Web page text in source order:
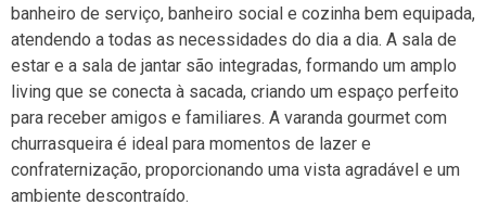
banheiro de serviço, banheiro social e cozinha bem equipada,
atendendo a todas as necessidades do dia a dia. A sala de
estar e a sala de jantar são integradas, formando um amplo
living que se conecta à sacada, criando um espaço perfeito
para receber amigos e familiares. A varanda gourmet com
churrasqueira é ideal para momentos de lazer e
confraternização, proporcionando uma vista agradável e um
ambiente descontraído.